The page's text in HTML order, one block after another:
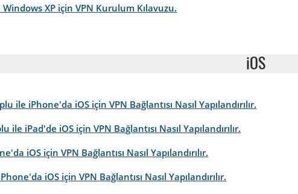
Windows XP için VPN Kurulum Kılavuzu.
iOS
ile iPhone'da iOS için VPN Bağlantısı Nasıl Yapılandırılır.
ile iPad'de iOS için VPN Bağlantısı Nasıl Yapılandırılır.
iOS için VPN Bağlantısı Nasıl Yapılandırılır.
iOS için VPN Bağlantısı Nasıl Yapılandırılır.